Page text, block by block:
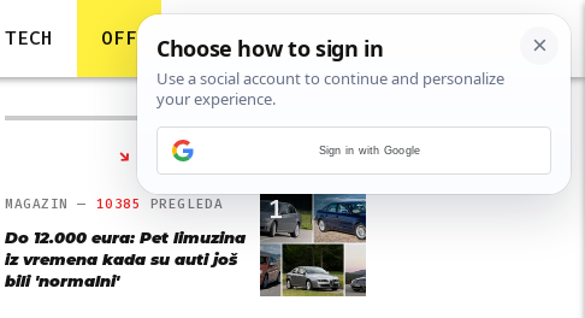
TECH OFF
NAJČITANIJE
1
MAGAZIN — 10385 PREGLEDA
Do 12.000 eura: Pet limuzina
iz vremena kada su auti još
bili 'normalni'
Sign in with Google